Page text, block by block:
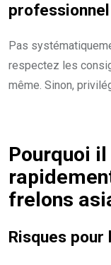
professionnel
Pas
respectez les
même. Sinon,
Pourquoi
frelons
Risques